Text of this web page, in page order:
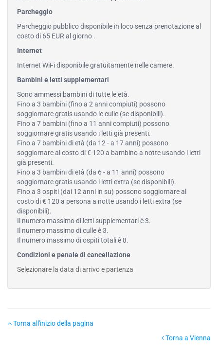
Parcheggio
Parcheggio pubblico disponibile in loco senza prenotazione al
costo di 65 EUR al giorno .
Internet
Internet WiFi disponibile gratuitamente nelle camere.
Bambini e letti supplementari
Sono ammessi bambini di tutte le età.
Fino a 3 bambini (fino a 2 anni compiuti) possono
soggiornare gratis usando le culle (se disponibili).
Fino a 7 bambini (fino a 11 anni compiuti) possono
soggiornare gratis usando i letti già presenti.
Fino a 7 bambini di età (da 12 - a 17 anni) possono
soggiornare al costo di € 120 a bambino a notte usando i letti
già presenti.
Fino a 3 bambini di età (da 6 - a 11 anni) possono
soggiornare gratis usando i letti extra (se disponibili).
Fino a 3 ospiti (dai 12 anni in su) possono soggiornare al
costo di € 120 a persona a notte usando i letti extra (se
disponibili).
Il numero massimo di letti supplementari è 3.
Il numero massimo di culle è 3.
Il numero massimo di ospiti totali è 8.
Condizioni e penale di cancellazione
Selezionare la data di arrivo e partenza
Torna all'inizio della pagina
Torna a Vienna